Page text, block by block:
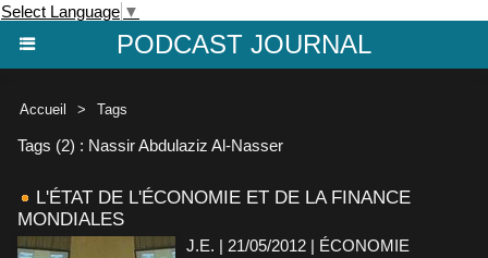
Select Language ▼
PODCAST JOURNAL
Accueil > Tags
Tags (2) : Nassir Abdulaziz Al-Nasser
L'ÉTAT DE L'ÉCONOMIE ET DE LA FINANCE
MONDIALES
J.E. | 21/05/2012 | ÉCONOMIE